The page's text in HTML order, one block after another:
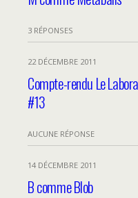
3 RÉPONSES
22 DÉCEMBRE 2011
Compte-rendu Le
#13
AUCUNE RÉPONSE
14 DÉCEMBRE 2011
B comme Blob